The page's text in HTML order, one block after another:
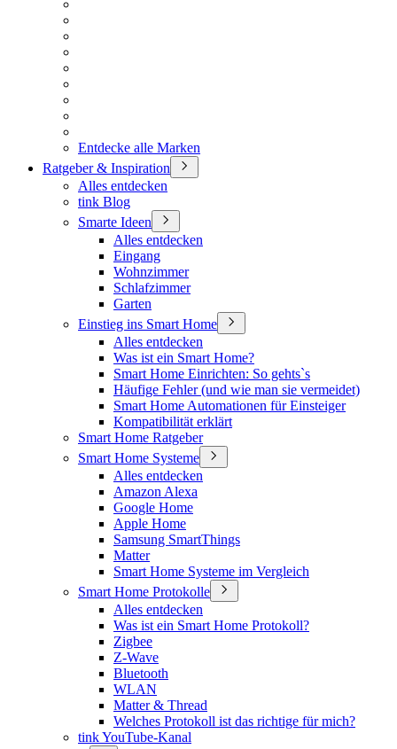
Entdecke alle Marken
Ratgeber & Inspiration
Alles entdecken
tink Blog
Smarte Ideen
Alles entdecken
Eingang
Wohnzimmer
Schlafzimmer
Garten
Einstieg ins Smart Home
Alles entdecken
Was ist ein Smart Home?
Smart Home Einrichten: So gehts`s
Häufige Fehler (und wie man sie vermeidet)
Smart Home Automationen für Einsteiger
Kompatibilität erklärt
Smart Home Ratgeber
Smart Home Systeme
Alles entdecken
Amazon Alexa
Google Home
Apple Home
Samsung SmartThings
Matter
Smart Home Systeme im Vergleich
Smart Home Protokolle
Alles entdecken
Was ist ein Smart Home Protokoll?
Zigbee
Z-Wave
Bluetooth
WLAN
Matter & Thread
Welches Protokoll ist das richtige für mich?
tink YouTube-Kanal